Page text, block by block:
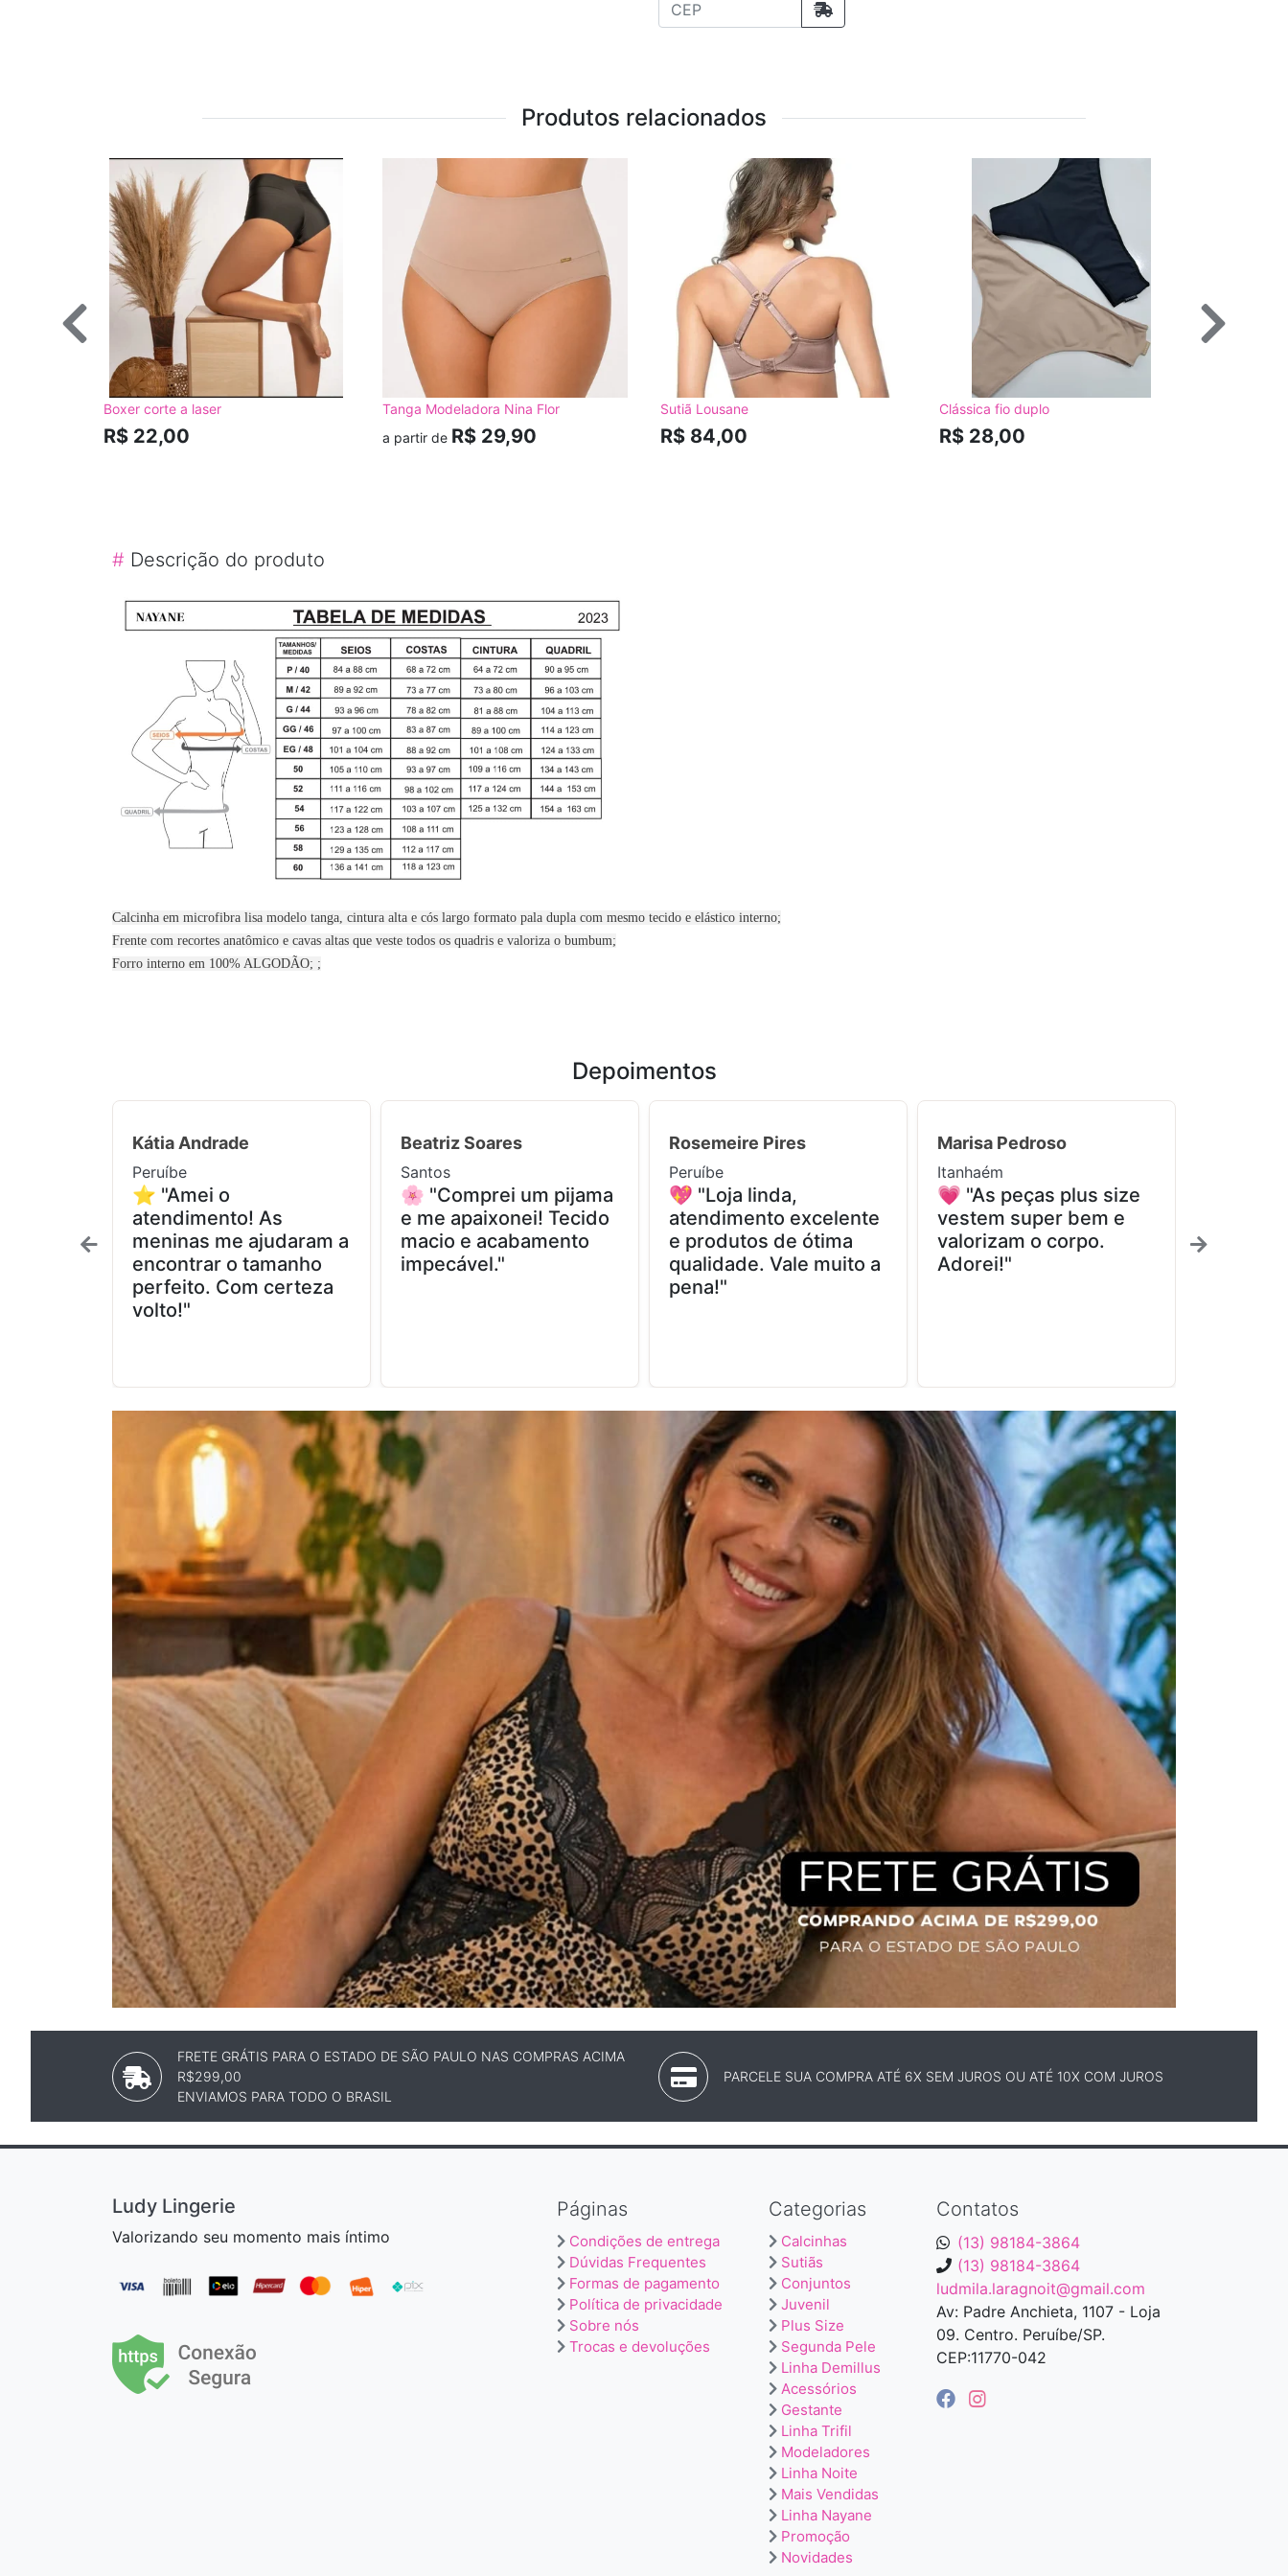
Produtos relacionados
Boxer corte a laser
R$ 22,00
Tanga Modeladora Nina Flor
a partir de R$ 29,90
Sutiã Lousane
R$ 84,00
Clássica fio duplo
R$ 28,00
# Descrição do produto
Calcinha em microfibra lisa modelo tanga, cintura alta e cós largo formato pala dupla com mesmo tecido e elástico interno;
Frente com recortes anatômico e cavas altas que veste todos os quadris e valoriza o bumbum;
Forro interno em 100% ALGODÃO; ;
Depoimentos
Kátia Andrade
Peruíbe
⭐ "Amei o
atendimento! As
meninas me ajudaram a
encontrar o tamanho
perfeito. Com certeza
volto!"
Beatriz Soares
Santos
🌸 "Comprei um pijama
e me apaixonei! Tecido
macio e acabamento
impecável."
Rosemeire Pires
Peruíbe
💖 "Loja linda,
atendimento excelente
e produtos de ótima
qualidade. Vale muito a
pena!"
Marisa Pedroso
Itanhaém
💗 "As peças plus size
vestem super bem e
valorizam o corpo.
Adorei!"
FRETE GRÁTIS PARA O ESTADO DE SÃO PAULO NAS COMPRAS ACIMA
R$299,00
ENVIAMOS PARA TODO O BRASIL
PARCELE SUA COMPRA ATÉ 6X SEM JUROS OU ATÉ 10X COM JUROS
Contatos
(13) 98184-3864
(13) 98184-3864
ludmila.laragnoit@gmail.com
Av: Padre Anchieta, 1107 - Loja
09. Centro. Peruíbe/SP.
CEP:11770-042
Páginas
Condições de entrega
Dúvidas Frequentes
Formas de pagamento
Política de privacidade
Sobre nós
Trocas e devoluções
Categorias
Calcinhas
Sutiãs
Conjuntos
Juvenil
Plus Size
Segunda Pele
Linha Demillus
Acessórios
Gestante
Linha Trifil
Modeladores
Linha Noite
Mais Vendidas
Linha Nayane
Promoção
Novidades
Ludy Lingerie
Valorizando seu momento mais íntimo